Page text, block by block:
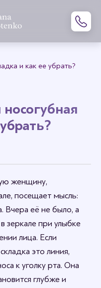
и как ее убрать?
женщину,
посещает мысль:
Вчера её не было, а
зеркале при улыбке
лица. Если
это линия,
к уголку рта. Она
глубже и